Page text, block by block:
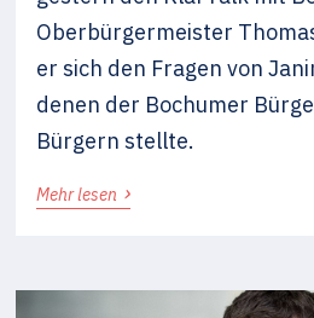
Oberbürgermeister
er sich den Fragen von
denen der Bochumer
Bürgern stellte.
Mehr lesen ›